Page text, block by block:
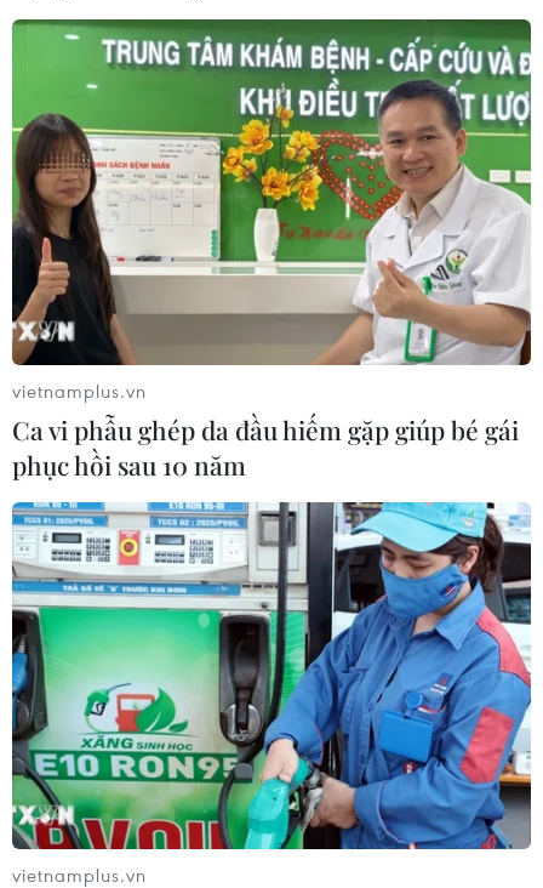
vietnamplus.vn
Ca vi phẫu ghép da đầu hiếm gặp giúp bé gái
phục hồi sau 10 năm
vietnamplus.vn